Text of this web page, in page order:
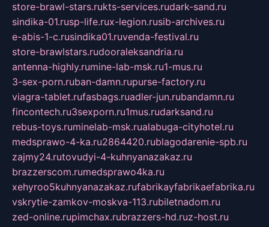
store-brawl-stars.rukts-services.rudark-sand.ru
sindika-01.rusp-life.rux-legion.rusib-archives.ru
e-abis-1-c.rusindika01.ruvenda-festival.ru
store-brawlstars.rudooraleksandria.ru
antenna-highly.rumine-lab-msk.ru1-mus.ru
3-sex-porn.ruban-damn.rupurse-factory.ru
viagra-tablet.rufasbags.ruadler-jun.rubandamn.ru
fincontech.ru3sexporn.ru1mus.rudarksand.ru
rebus-toys.ruminelab-msk.rualabuga-cityhotel.ru
medsprawo-4-ka.ru2864420.rublagodarenie-spb.ru
zajmy24.rutovudyi-4-kuhnyanazakaz.ru
brazzerscom.rumedsprawo4ka.ru
xehyroo5kuhnyanazakaz.rufabrikayfabrikaefabrika.ru
vskrytie-zamkov-moskva-113.rubiletnadom.ru
zed-online.rupimchax.rubrazzers-hd.ruz-host.ru